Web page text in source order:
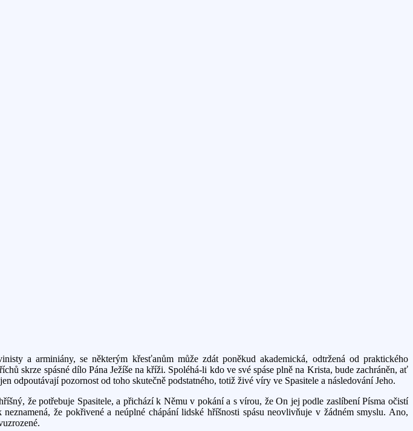
a arminiány, se některým křesťanům může zdát poněkud akademická, odtržená od praktického
skrze spásné dílo Pána Ježíše na kříži. Spoléhá-li kdo ve své spáse plně na Krista, bude zachráněn, ať
pozornost od toho skutečně podstatného, totiž živé víry ve Spasitele a následování Jeho.
že potřebuje Spasitele, a přichází k Němu v pokání a s vírou, že On jej podle zaslíbení Písma očistí
že pokřivené a neúplné chápání lidské hříšnosti spásu neovlivňuje v žádném smyslu. Ano,